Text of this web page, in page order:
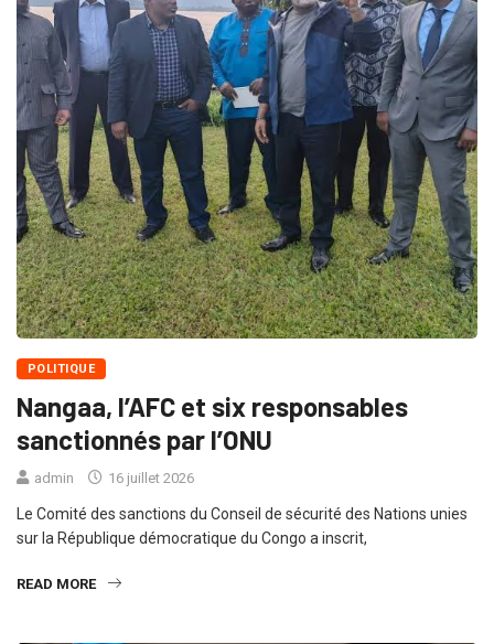
POLITIQUE
Nangaa, l’AFC et six responsables
sanctionnés par l’ONU
admin 16 juillet 2026
Le Comité des sanctions du Conseil de sécurité des Nations unies
sur la République démocratique du Congo a inscrit,
READ MORE